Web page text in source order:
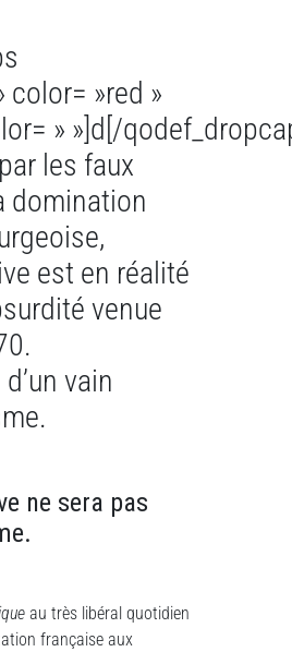
color= »red »
» »]d[/
les faux
domination
est en réalité
venue
vain
ne sera pas
au très libéral quotidien
française aux